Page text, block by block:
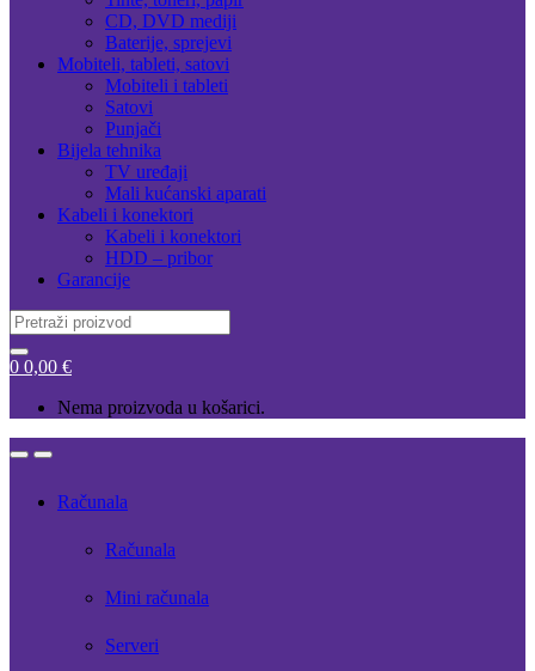
CD, DVD mediji
Baterije, sprejevi
Mobiteli, tableti, satovi
Mobiteli i tableti
Satovi
Punjači
Bijela tehnika
TV uređaji
Mali kućanski aparati
Kabeli i konektori
Kabeli i konektori
HDD – pribor
Garancije
Search
for:
0 0,00 €
Nema proizvoda u košarici.
OpenClose
Računala
Računala
Mini računala
Serveri